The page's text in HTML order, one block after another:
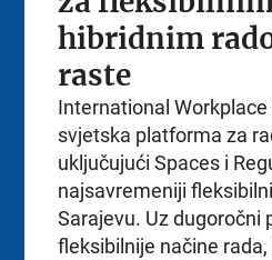
hibridnim
raste
International Workplace
svjetska platforma za
uključujući Spaces i
najsavremeniji
Sarajevu. Uz dugoročni
fleksibilnije načine rada,